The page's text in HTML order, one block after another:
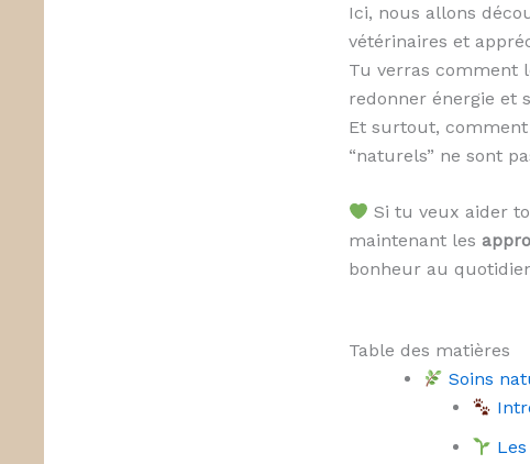
Ici, nous allons
vétérinaires et
Tu verras comment
redonner énergie et
Et surtout,
“naturels” ne sont
Si tu veux aider
maintenant les
bonheur au
Table des matières
Soins